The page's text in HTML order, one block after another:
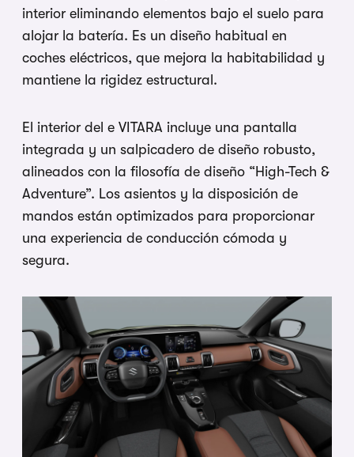
interior eliminando elementos bajo el suelo para
alojar la batería. Es un diseño habitual en
coches eléctricos, que mejora la habitabilidad y
mantiene la rigidez estructural.
El interior del e VITARA incluye una pantalla
integrada y un salpicadero de diseño robusto,
alineados con la filosofía de diseño “High-Tech &
Adventure”. Los asientos y la disposición de
mandos están optimizados para proporcionar
una experiencia de conducción cómoda y
segura.